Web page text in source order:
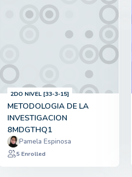
2DO NIVEL [33-3-15]
METODOLOGIA DE LA
INVESTIGACION
8MDGTHQ1
Pamela Espinosa
5 Enrolled